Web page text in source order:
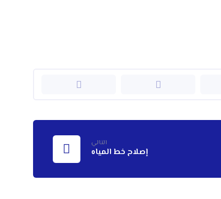
التالي
إصلاح خط المياه